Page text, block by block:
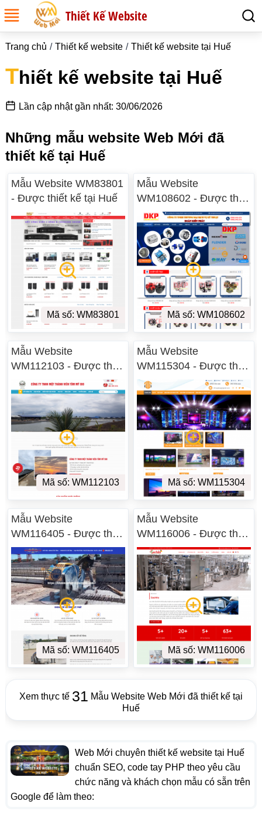
Thiết Kế Website
Trang chủ Thiết kế website Thiết kế website tại Huế
Thiết kế website tại Huế
Lần cập nhật gần nhất: 30/06/2026
Những mẫu website Web Mới đã
thiết kế tại Huế
Mẫu Website WM83801
- Được thiết kế tại Huế
Mã số: WM83801
Mẫu Website
WM108602 - Được thiết
kế tại Huế
Mã số: WM108602
Mẫu Website
WM112103 - Được thiết
kế tại Huế
Mã số: WM112103
Mẫu Website
WM115304 - Được thiết
kế tại Huế
Mã số: WM115304
Mẫu Website
WM116405 - Được thiết
kế tại Huế
Mã số: WM116405
Mẫu Website
WM116006 - Được thiết
kế tại Huế
Mã số: WM116006
Xem thực tế 31 Mẫu Website Web Mới đã thiết kế tại
Huế
Web Mới chuyên thiết kế website tại Huế
chuẩn SEO, code tay PHP theo yêu cầu
chức năng và khách chọn mẫu có sẵn trên
Google để làm theo: